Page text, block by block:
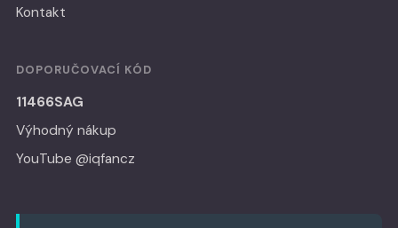
Kontakt
DOPORUČOVACÍ KÓD
11466SAG
Výhodný nákup
YouTube @iqfancz